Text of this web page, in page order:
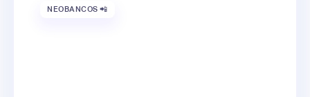
NEOBANCOS 📲